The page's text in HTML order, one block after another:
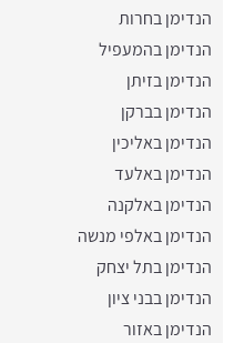
הנדימן בחרות
הנדימן בהמעפיל
הנדימן בזיתן
הנדימן בברקן
הנדימן באליכין
הנדימן באלעד
הנדימן באלקנה
הנדימן באלפי מנשה
הנדימן בתל יצחק
הנדימן בבני ציון
הנדימן באזור